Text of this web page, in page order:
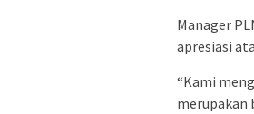
Manager
apresiasi
“Kami
merupakan